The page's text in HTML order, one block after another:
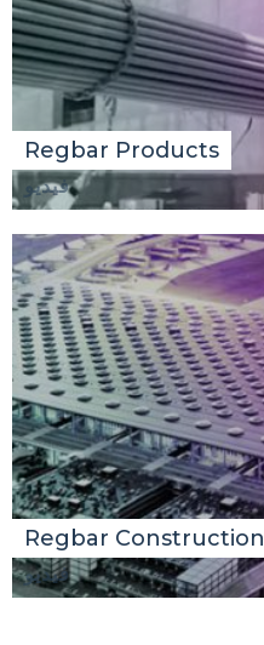
Regbar Products
فيديو
Regbar Construction
فيديو